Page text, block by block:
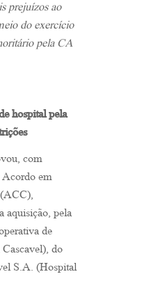
prejuízos ao
do exercício
pela CA
hospital pela
com
Acordo em
aquisição, pela
de
do
S.A. (Hospital